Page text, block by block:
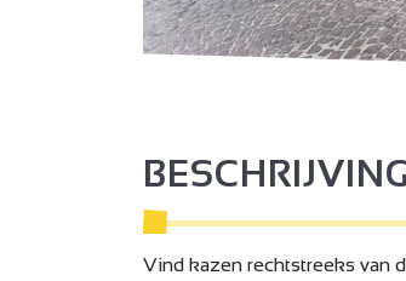
BESCHRIJVING
Vind kazen rechtstreeks van